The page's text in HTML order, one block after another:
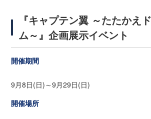
『キャプテン翼 ～たたかえ
ム～』企画展示イベント
開催期間
9月8日(日)～9月29日(日)
開催場所